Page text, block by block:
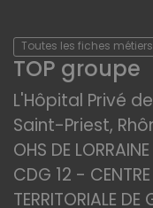
Toutes les fiches métiers
TOP groupe
L'Hôpital Privé
Saint-Priest,
OHS DE
CDG 12 -
TERRITORIALE DE